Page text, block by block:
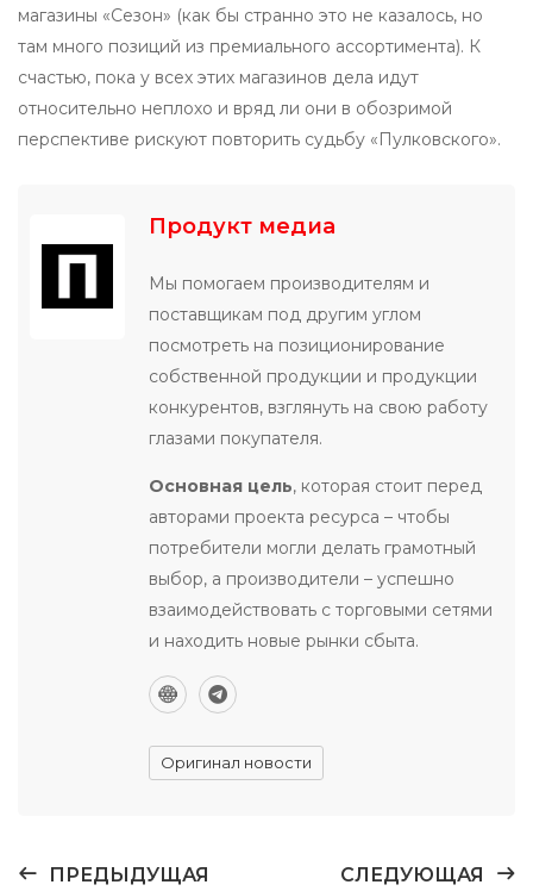
магазины «Сезон» (как бы странно это не казалось, но
там много позиций из премиального ассортимента). К
счастью, пока у всех этих магазинов дела идут
относительно неплохо и вряд ли они в обозримой
перспективе рискуют повторить судьбу «Пулковского».
Продукт медиа
Мы помогаем производителям и
поставщикам под другим углом
посмотреть на позиционирование
собственной продукции и продукции
конкурентов, взглянуть на свою работу
глазами покупателя.
Основная цель, которая стоит перед
авторами проекта ресурса – чтобы
потребители могли делать грамотный
выбор, а производители – успешно
взаимодействовать с торговыми сетями
и находить новые рынки сбыта.
Оригинал новости
ПРЕДЫДУЩАЯ СЛЕДУЮЩАЯ